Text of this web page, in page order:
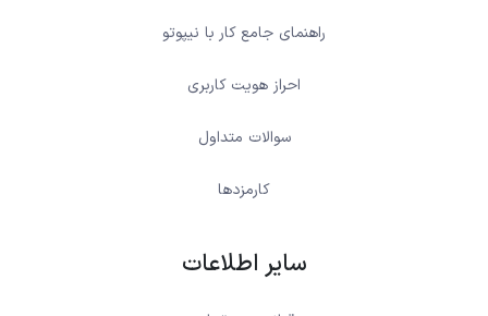
راهنمای جامع کار با نیپوتو
احراز هویت کاربری
سوالات متداول
کارمزدها
سایر اطلاعات